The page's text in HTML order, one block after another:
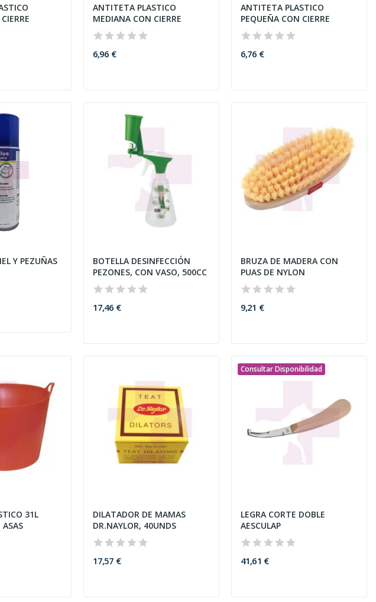
ANTITETA PLASTICO
MEDIANA CON CIERRE
6,96 €
ANTITETA PLASTICO
PEQUEÑA CON CIERRE
6,76 €
Y PEZUÑAS
BOTELLA DESINFECCIÓN
PEZONES, CON VASO, 500CC
17,46 €
BRUZA DE MADERA CON
PUAS DE NYLON
9,21 €
31L
ASAS
DILATADOR DE MAMAS
DR.NAYLOR, 40UNDS
17,57 €
Consultar Disponibilidad
LEGRA CORTE DOBLE
AESCULAP
41,61 €